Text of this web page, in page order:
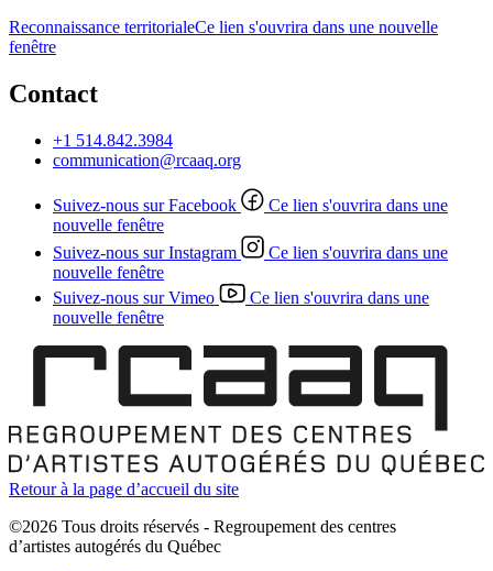
Reconnaissance territorialeCe lien s'ouvrira dans une nouvelle
fenêtre
Contact
+1 514.842.3984
communication@rcaaq.org
Suivez-nous sur Facebook
Ce lien s'ouvrira dans une
nouvelle fenêtre
Suivez-nous sur Instagram
Ce lien s'ouvrira dans une
nouvelle fenêtre
Suivez-nous sur Vimeo
Ce lien s'ouvrira dans une
nouvelle fenêtre
Retour à la page d’accueil du site
©2026 Tous droits réservés - Regroupement des centres
d’artistes autogérés du Québec